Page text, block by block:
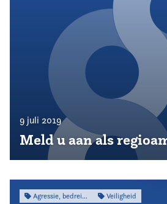
9 juli 2019
Meld u aan als
Agressie, bedreiging & intimidatie Veiligheid